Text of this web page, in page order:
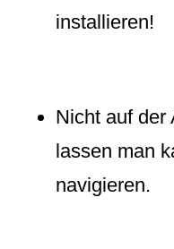
installieren!
Nicht auf der
lassen man
navigieren.